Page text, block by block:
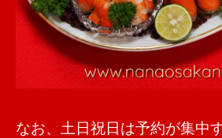
なお、土日祝日は予約が集中